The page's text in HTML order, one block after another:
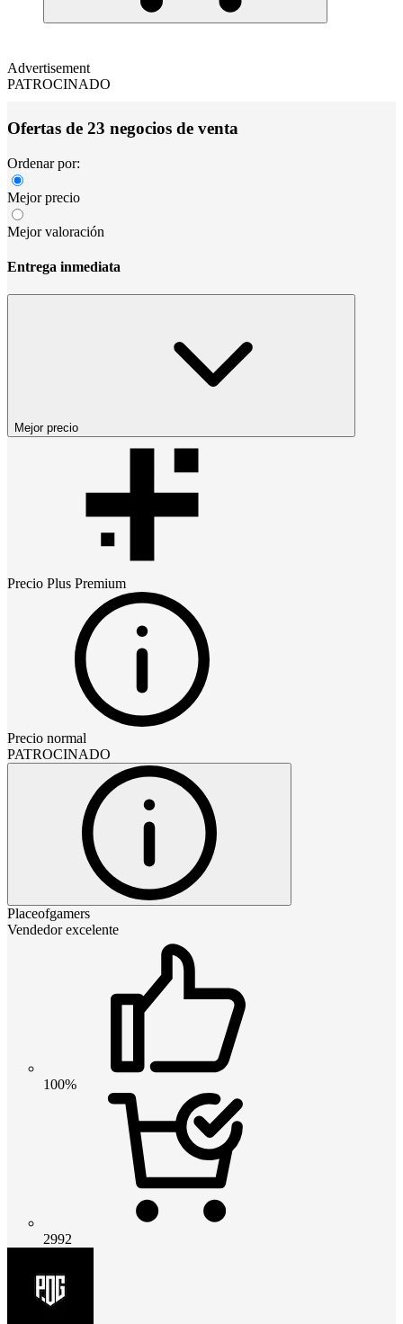
Advertisement
PATROCINADO
Ofertas de 23 negocios de venta
Ordenar por:
Mejor precio
Mejor valoración
Entrega inmediata
Mejor precio
Precio Plus Premium
Precio normal
PATROCINADO
Placeofgamers
Vendedor excelente
100%
2992